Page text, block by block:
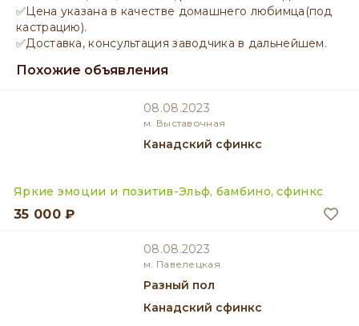
✅Цена указана в качестве домашнего любимца(под
кастрацию).
✅Доставка, консультация заводчика в дальнейшем.
Похожие объявления
08.08.2023
м. Выставочная
Канадский сфинкс
Яркие эмоции и позитив-Эльф, бамбино, сфинкс
35 000 ₽
08.08.2023
м. Павелецкая
разный пол
Канадский сфинкс